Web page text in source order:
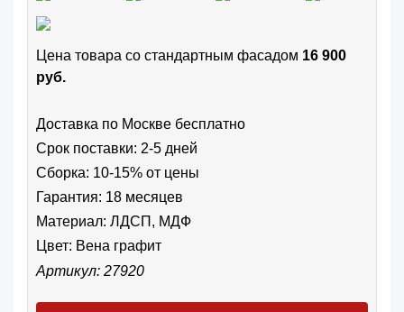
Цена товара cо стандартным фасадом 16 900
руб.
Доставка по Москве бесплатно
Срок поставки: 2-5 дней
Сборка: 10-15% от цены
Гарантия: 18 месяцев
Материал: ЛДСП, МДФ
Цвет: Вена графит
Артикул: 27920